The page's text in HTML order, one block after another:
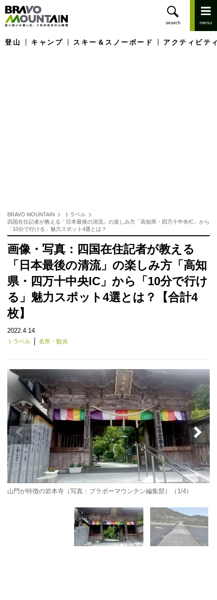
登山 キャンプ スキー＆スノーボード アクティビテ
BRAVO MOUNTAIN
トラベル
四国在住記者が教える「日本最後の清流」の楽しみ方「高知県・四万十中央IC」から
「10分で行ける」魅力スポット4選とは？
画像・写真：四国在住記者が教える
「日本最後の清流」の楽しみ方「高知
県・四万十中央IC」から「10分で行け
る」魅力スポット4選とは？【合計4
枚】
2022.4.14
トラベル 名所・観光
山門が特徴の岩本寺（写真：ブラボーマウンテン編集部）（1/4）